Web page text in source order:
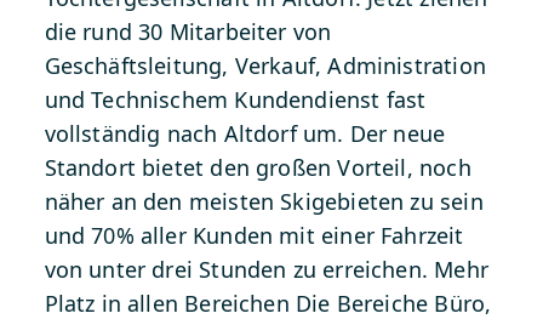
die rund 30 Mitarbeiter von
Geschäftsleitung, Verkauf, Administration
und Technischem Kundendienst fast
vollständig nach Altdorf um. Der neue
Standort bietet den großen Vorteil, noch
näher an den meisten Skigebieten zu sein
und 70% aller Kunden mit einer Fahrzeit
von unter drei Stunden zu erreichen. Mehr
Platz in allen Bereichen Die Bereiche Büro,